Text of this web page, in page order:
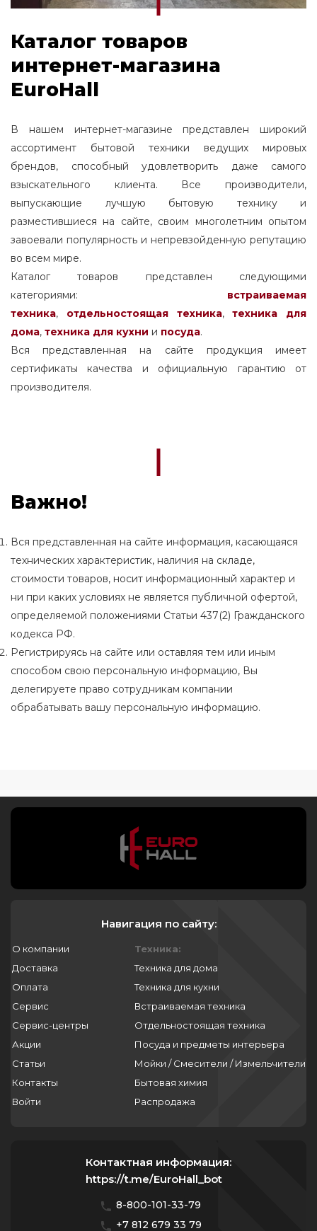
Каталог товаров
интернет-магазина
EuroHall
В нашем интернет-магазине представлен широкий
ассортимент бытовой техники ведущих мировых
брендов, способный удовлетворить даже самого
взыскательного клиента. Все производители,
выпускающие лучшую бытовую технику и
разместившиеся на сайте, своим многолетним опытом
завоевали популярность и непревзойденную репутацию
во всем мире.
Каталог товаров представлен следующими
категориями: встраиваемая
техника, отдельностоящаятехника,
техника для
дома, техника для кухни и посуда.
Вся представленная на сайте продукция имеет
сертификаты качества и официальную гарантию от
производителя.
Важно!
Вся представленная на сайте информация, касающаяся
технических характеристик, наличия на складе,
стоимости товаров, носит информационный характер и
ни при каких условиях не является публичной офертой,
определяемой положениями Статьи 437(2) Гражданского
кодекса РФ.
Регистрируясь на сайте или оставляя тем или иным
способом свою персональную информацию, Вы
делегируете право сотрудникам компании
обрабатывать вашу персональную информацию.
Навигация по сайту:
О компании
Доставка
Оплата
Сервис
Сервис-центры
Акции
Статьи
Контакты
Войти
Техника:
Техника для дома
Техника для кухни
Встраиваемая техника
Отдельностоящая техника
Посуда и предметы интерьера
Мойки / Смесители / Измельчители
Бытовая химия
Распродажа
Контактная информация:
https://t.me/EuroHall_bot
8-800-101-33-79
+7 812 679 33 79